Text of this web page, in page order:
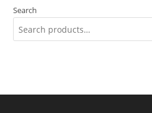
Search